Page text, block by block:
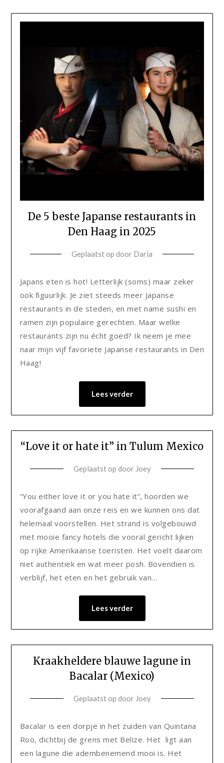
De 5 beste Japanse restaurants in
Den Haag in 2025
Geplaatst op door Daria
Japans eten is hot! Letterlijk (soms) maar zeker
ook figuurlijk. Je ziet steeds meer Japanse
restaurants in de steden, en met name sushi en
ramen zijn populaire gerechten. Maar welke
restaurants zijn nu écht goed? Ik neem je mee
naar mijn vijf favoriete Japanse restaurants in Den
Haag!
Lees verder
“Love it or hate it” in Tulum Mexico
Geplaatst op door Joey
“You either love it or you hate it”, hoorden we
voorafgaand aan onze reis en we kunnen ons dat
helemaal voorstellen. Het strand is volgebouwd
met mooie fancy hotels die vooral gericht lijken
op rijke Amerikaanse toeristen. Het voelt daarom
niet authentiek en wat meer posh. Bovendien is
verblijf, het eten en het gebruik van…
Lees verder
Kraakheldere blauwe lagune in
Bacalar (Mexico)
Geplaatst op door Joey
Bacalar is een dorpje in het zuiden van Quintana
Roo, dichtbij de grens met Belize. Het ligt aan
een lagune die adembenemend mooi is. Het